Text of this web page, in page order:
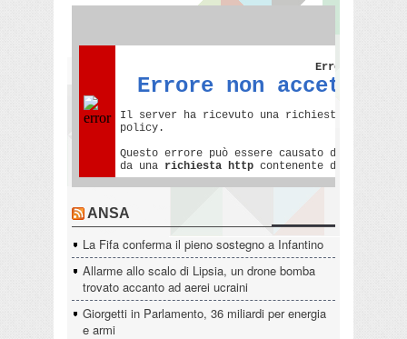
ANSA
La Fifa conferma il pieno sostegno a Infantino
Allarme allo scalo di Lipsia, un drone bomba
trovato accanto ad aerei ucraini
Giorgetti in Parlamento, 36 miliardi per energia
e armi